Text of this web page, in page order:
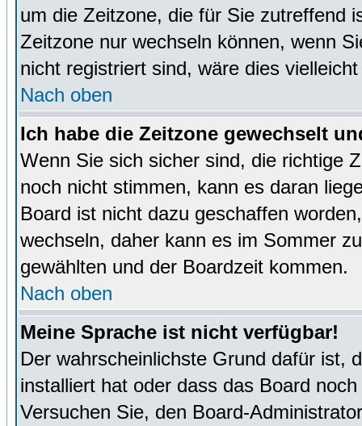
um die Zeitzone, die für Sie zutreffend
Zeitzone nur wechseln können, wenn
nicht registriert sind, wäre dies
Nach oben
Ich habe die Zeitzone gewechselt
Wenn Sie sich sicher sind, die richtige
noch nicht stimmen, kann es daran
Board ist nicht dazu geschaffen
wechseln, daher kann es im Sommer
gewählten und der Boardzeit kommen.
Nach oben
Meine Sprache ist nicht verfügbar!
Der wahrscheinlichste Grund dafür ist,
installiert hat oder dass das Board
Versuchen Sie, den Board-